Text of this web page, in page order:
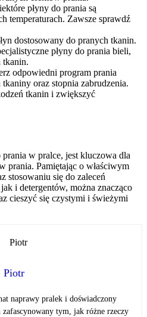
płyny do prania są
temperaturach. Zawsze sprawdź
dostosowany do pranych tkanin.
płyny do prania bieli,
tkanin.
odpowiedni program prania
oraz stopnia zabrudzenia.
tkanin i zwiększyć
w pralce, jest kluczowa dla
prania. Pamiętając o właściwym
stosowaniu się do zaleceń
i detergentów, można znacząco
cieszyć się czystymi i świeżymi
Piotr
naprawy pralek i doświadczony
tym, jak różne rzeczy